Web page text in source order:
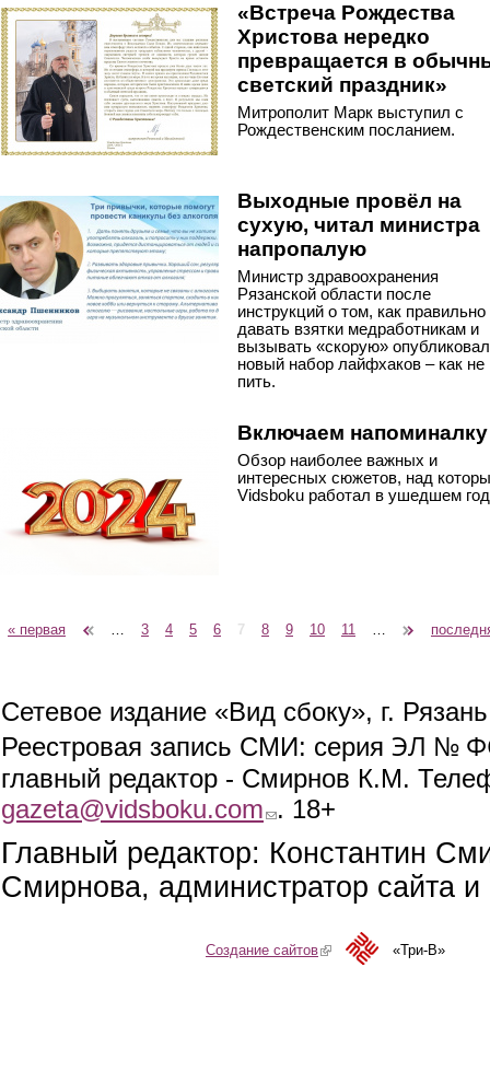
«Встреча Рождества
Христова нередко
превращается в
светский праздник»
Митрополит Марк выступил с
Рождественским посланием.
Выходные провёл на
сухую, читал министра
напропалую
Министр здравоохранения
Рязанской области после
инструкций о том, как правильно
давать взятки медработникам и
вызывать «скорую» опубликовал
новый набор лайфхаков – как не
пить.
Включаем напоминалку
Обзор наиболее важных и
интересных сюжетов, над
Vidsboku работал в ушедшем
Страницы
« первая … 3 4 5 6 7 8 9 10 11 …
Сетевое издание «Вид сбоку», г.
Реестровая запись СМИ: серия ЭЛ №
главный редактор - Смирнов К.М.
gazeta@vidsboku.com (link sends e-mail)
. 18+
Главный редактор: Константин
Смирнова, администратор сайта
Создание сайтов(link is external)«Три-В»